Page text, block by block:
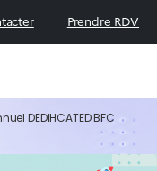
Prendre RDV
DEDIHCATED BFC